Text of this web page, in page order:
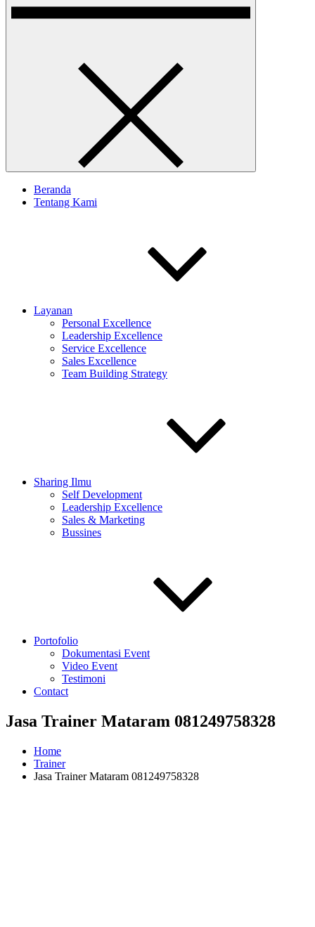
Beranda
Tentang Kami
Layanan
Personal Excellence
Leadership Excellence
Service Excellence
Sales Excellence
Team Building Strategy
Sharing Ilmu
Self Development
Leadership Excellence
Sales & Marketing
Bussines
Portofolio
Dokumentasi Event
Video Event
Testimoni
Contact
Jasa Trainer Mataram 081249758328
Home
Trainer
Jasa Trainer Mataram 081249758328